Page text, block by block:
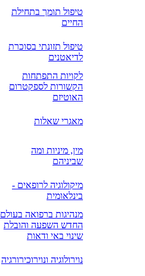
טיפול תומך בתחילת
החיים
טיפול תזונתי בסוכרת
לדיאטנים
לקויות התפתחות
הקשורות לספקטרום
האוטיזם
מאגרי שאלות
מין, מיניות ומה
שביניהם
מיקולוגיה לרופאים -
בינלאומית
מנהיגות ברפואה בעולם
החדש השפעה והובלת
שינוי באי ודאות
נוירולוגיה ונוירוכירורגיה